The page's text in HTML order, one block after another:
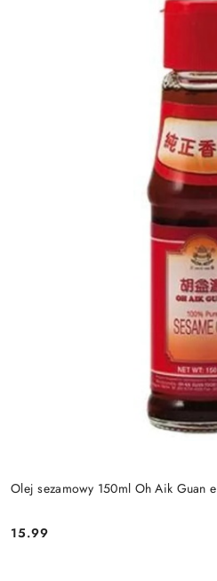
Olej sezamowy 150ml Oh Aik Guan e
Cena:
15.99